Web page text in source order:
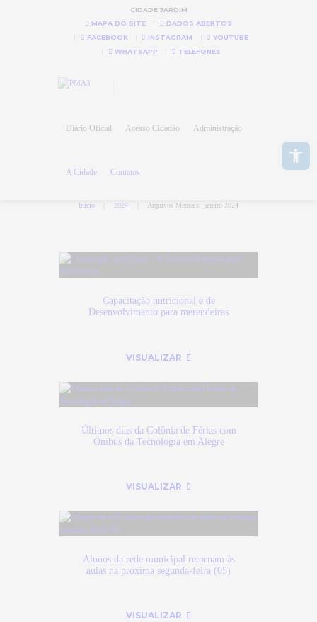
CIDADE JARDIM
MAPA DO SITE
DADOS ABERTOS
FACEBOOK
INSTAGRAM
YOUTUBE
WHATSAPP
TELEFONES
Diário Oficial Acesso Cidadão Administração
A Cidade Contatos
Início 2024 Arquivos Mensais: janeiro 2024
Capacitação nutricional e de
Desenvolvimento para merendeiras
VISUALIZAR
Últimos dias da Colônia de Férias com
Ônibus da Tecnologia em Alegre
VISUALIZAR
Alunos da rede municipal retornam às
aulas na próxima segunda-feira (05)
VISUALIZAR
Abrir a barra de ferramentas